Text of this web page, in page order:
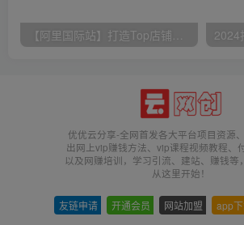
优优云分享-全网首发各大平台项目资源
出网上vip赚钱方法、vip课程视频教程、
以及网赚培训，学习引流、建站、赚钱等
从这里开始！
友链申请 开通会员 网站加盟 app